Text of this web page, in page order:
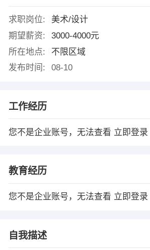
求职岗位:
美术/设计
期望薪资:
3000-4000元
所在地点:
不限区域
发布时间:
08-10
工作经历
您不是企业账号，无法查看 立即登录
教育经历
您不是企业账号，无法查看 立即登录
自我描述